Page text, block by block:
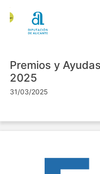
Premios y
2025
31/03/2025